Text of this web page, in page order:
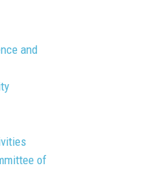
and
of